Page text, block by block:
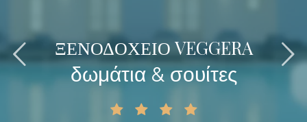
ΞΕΝΟΔΟΧΕΙΟ VEGGERA
δωμάτια & σουίτες